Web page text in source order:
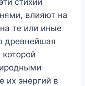
влияют на
те или иные
древнейшая
их энергий в